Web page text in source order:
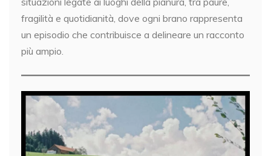
fragilità e quotidianità, dove ogni brano rappresenta
un episodio che contribuisce a delineare un racconto
più ampio.